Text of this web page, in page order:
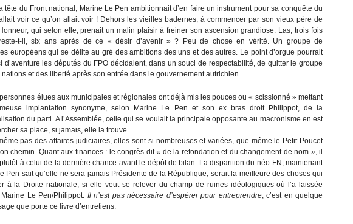
tête du Front national, Marine Le Pen ambitionnait d’en faire un instrument pour sa conquête du
voir ce qu’on allait voir ! Dehors les vieilles badernes, à commencer par son vieux père de
qui selon elle, prenait un malin plaisir à freiner son ascension grandiose. Las, trois fois
t-il, six ans après de ce « désir d’avenir » ? Peu de chose en vérité. Un groupe de
européens qui se délite au gré des ambitions des uns et des autres. Le point d’orgue pourrait
d’aventure les députés du FPÖ décidaient, dans un souci de respectabilité, de quitter le groupe
nations et des liberté après son entrée dans le gouvernement autrichien.
élues aux municipales et régionales ont déjà mis les pouces ou « scissionné » mettant
implantation synonyme, selon Marine Le Pen et son ex bras droit Philippot, de la
du parti. A l’Assemblée, celle qui se voulait la principale opposante au macronisme en est
sa place, si jamais, elle la trouve.
pas des affaires judiciaires, elles sont si nombreuses et variées, que même le Petit Poucet
chemin. Quant aux finances : le congrès dit « de la refondation et du changement de nom », il
à celui de la dernière chance avant le dépôt de bilan. La disparition du néo-FN, maintenant
Pen sait qu’elle ne sera jamais Présidente de la République, serait la meilleure des choses qui
à la Droite nationale, si elle veut se relever du champ de ruines idéologiques où l’a laissée
Marine Le Pen/Philippot. Il n’est pas nécessaire d’espérer pour entreprendre, c’est en quelque
que porte ce livre d’entretiens.